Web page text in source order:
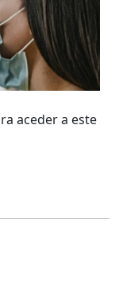
aceder a este